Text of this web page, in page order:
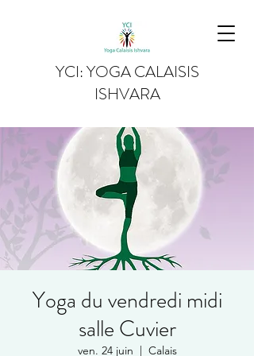
YCI: YOGA CALAISIS
ISHVARA
Yoga du vendredi midi
salle Cuvier
ven. 24 juin
  |
Calais